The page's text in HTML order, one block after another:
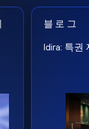
블로그
Idira: 특권